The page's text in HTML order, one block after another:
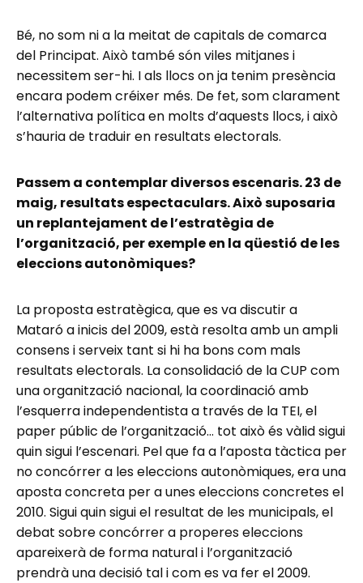
Bé, no som ni a la meitat de capitals de comarca
del Principat. Això també són viles mitjanes i
necessitem ser-hi. I als llocs on ja tenim presència
encara podem créixer més. De fet, som clarament
l’alternativa política en molts d’aquests llocs, i això
s’hauria de traduir en resultats electorals.
Passem a contemplar diversos escenaris. 23 de
maig, resultats espectaculars. Això suposaria
un replantejament de l’estratègia de
l’organització, per exemple en la qüestió de les
eleccions autonòmiques?
La proposta estratègica, que es va discutir a
Mataró a inicis del 2009, està resolta amb un ampli
consens i serveix tant si hi ha bons com mals
resultats electorals. La consolidació de la CUP com
una organització nacional, la coordinació amb
l’esquerra independentista a través de la TEI, el
paper públic de l’organització… tot això és vàlid sigui
quin sigui l’escenari. Pel que fa a l’aposta tàctica per
no concórrer a les eleccions autonòmiques, era una
aposta concreta per a unes eleccions concretes el
2010. Sigui quin sigui el resultat de les municipals, el
debat sobre concórrer a properes eleccions
apareixerà de forma natural i l’organització
prendrà una decisió tal i com es va fer el 2009.